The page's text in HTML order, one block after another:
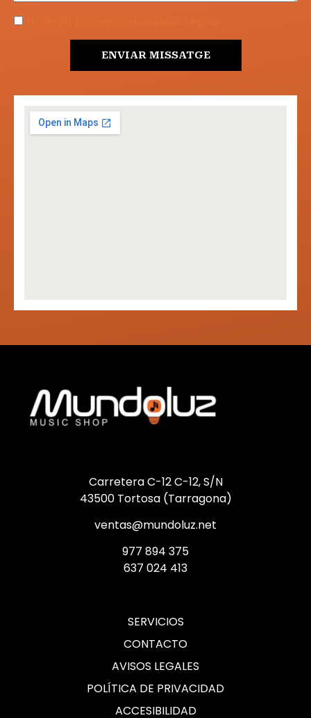
ENVIAR MISSATGE
Carretera C-12 C-12, S/N
43500 Tortosa (Tarragona)
ventas@mundoluz.net
977 894 375
637 024 413
SERVICIOS
CONTACTO
AVISOS LEGALES
POLÍTICA DE PRIVACIDAD
ACCESIBILIDAD